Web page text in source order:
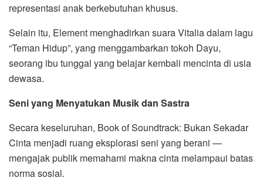
representasi anak berkebutuhan khusus.
Selain itu, Element menghadirkan suara Vitalia dalam lagu
“Teman Hidup”, yang menggambarkan tokoh Dayu,
seorang ibu tunggal yang belajar kembali mencinta di usia
dewasa.
Seni yang Menyatukan Musik dan Sastra
Secara keseluruhan, Book of Soundtrack: Bukan Sekadar
Cinta menjadi ruang eksplorasi seni yang berani —
mengajak publik memahami makna cinta melampaui batas
norma sosial.